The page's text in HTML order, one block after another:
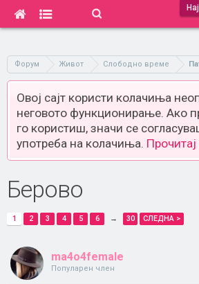
Форум Живот Слободно време
Овој сајт користи колачиња
неговото функционирање. Ако
го користиш, значи се
употреба на колачиња.
Берово
1 2 3 4 5 6 → 30 СЛЕДНА >
ma4o4female
Популарен член